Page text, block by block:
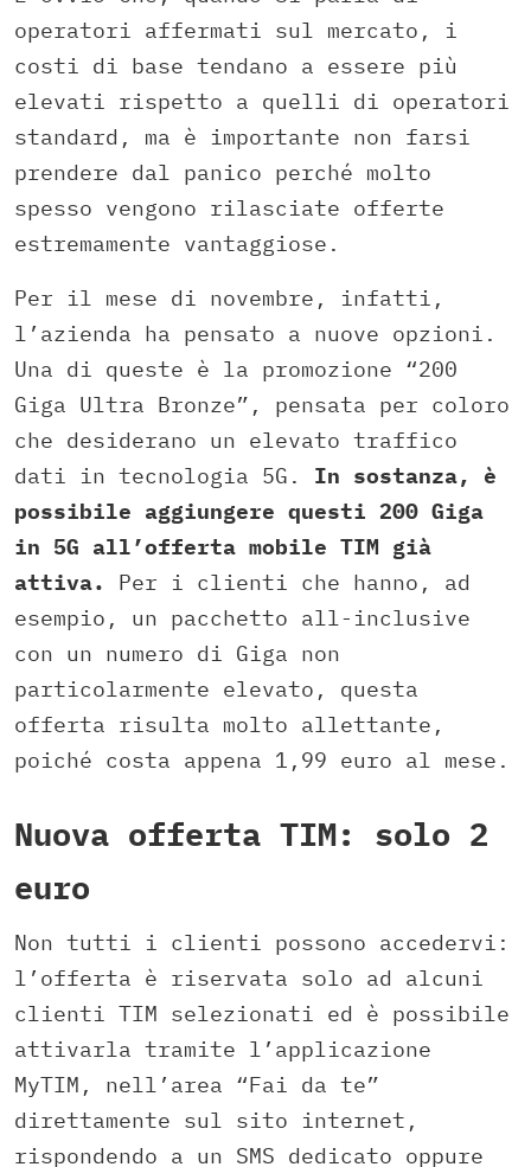
operatori affermati sul mercato, i
costi di base tendano a essere più
elevati rispetto a quelli di operatori
standard, ma è importante non farsi
prendere dal panico perché molto
spesso vengono rilasciate offerte
estremamente vantaggiose.
Per il mese di novembre, infatti,
l’azienda ha pensato a nuove opzioni.
Una di queste è la promozione “200
Giga Ultra Bronze”, pensata per coloro
che desiderano un elevato traffico
dati in tecnologia 5G.
In sostanza, è
possibile aggiungere questi 200 Giga
in 5G all’offerta mobile TIM già
attiva.
Per i clienti che hanno, ad
esempio, un pacchetto all-inclusive
con un numero di Giga non
particolarmente elevato, questa
offerta risulta molto allettante,
poiché costa appena 1,99 euro al mese.
Nuova offerta TIM: solo 2
euro
Non tutti i clienti possono accedervi:
l’offerta è riservata solo ad alcuni
clienti TIM selezionati ed è possibile
attivarla tramite l’applicazione
MyTIM, nell’area “Fai da te”
direttamente sul sito internet,
rispondendo a un SMS dedicato oppure